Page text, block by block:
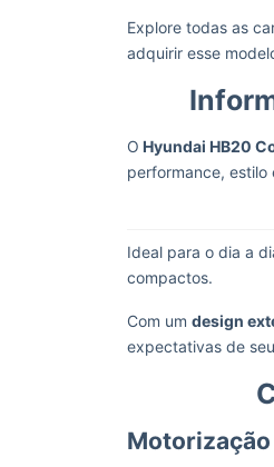
Explore todas as
adquirir esse
O Hyundai HB20
performance, estilo
Ideal para o dia a
compactos.
Com um design
expectativas de